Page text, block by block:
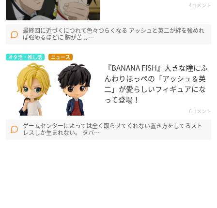
4コメント
最終回に近づくにつれて色々つらくなる アッシュと英二が絆を強めれ
ば強めるほどに 胸が苦し…
オタ活・推し活 ニュース
『BANANA FISH』大きな瞳にふ
んわりほっぺの「アッシュ＆英
二」が愛らしいフィギュアにな
って登場！
6コメント
ゲームセンターによっては全く取らせてくれない置き方をしてるスト
レスしか生まれない。 タバ…